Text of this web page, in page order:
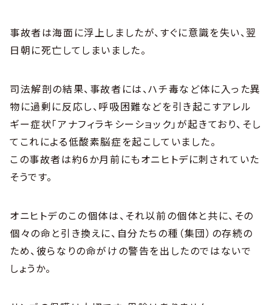
事故者は海面に浮上しましたが、すぐに意識を失い、翌
日朝に死亡してしまいました。
司法解剖の結果、事故者には、ハチ毒など体に入った異
物に過剰に反応し、呼吸困難などを引き起こすアレル
ギー症状「アナフィラキシーショック」が起きており、そし
てこれによる低酸素脳症を起こしていました。
この事故者は約6か月前にもオニヒトデに刺されていた
そうです。
オニヒトデのこの個体は、それ以前の個体と共に、その
個々の命と引き換えに、自分たちの種（集団）の存続の
ため、彼らなりの命がけの警告を出したのではないで
しょうか。